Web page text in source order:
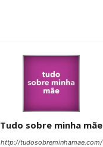
Tudo sobre minha mãe
http://tudosobreminhamae.com/